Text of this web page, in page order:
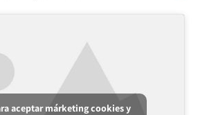
aceptar márketing cookies y